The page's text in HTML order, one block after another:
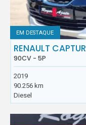
EM DESTAQUE
RENAULT CAPTUR
90CV - 5P
2019
90.256 km
Diesel